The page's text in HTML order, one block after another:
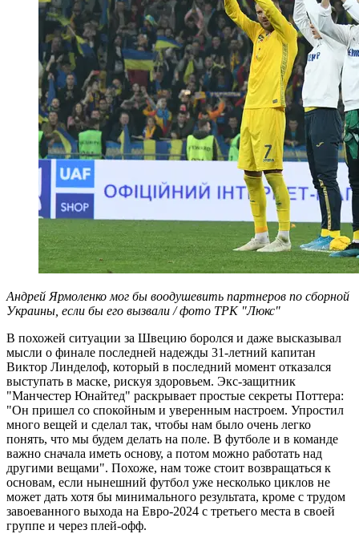
Андрей Ярмоленко мог бы воодушевить партнеров по сборной
Украины, если бы его вызвали / фото ТРК "Люкс"
В похожей ситуации за Швецию боролся и даже высказывал
мысли о финале последней надежды 31-летний капитан
Виктор Линделоф, который в последний момент отказался
выступать в маске, рискуя здоровьем. Экс-защитник
"Манчестер Юнайтед" раскрывает простые секреты Поттера:
"Он пришел со спокойным и уверенным настроем. Упростил
много вещей и сделал так, чтобы нам было очень легко
понять, что мы будем делать на поле. В футболе и в команде
важно сначала иметь основу, а потом можно работать над
другими вещами". Похоже, нам тоже стоит возвращаться к
основам, если нынешний футбол уже несколько циклов не
может дать хотя бы минимального результата, кроме с трудом
завоеванного выхода на Евро-2024 с третьего места в своей
группе и через плей-офф.